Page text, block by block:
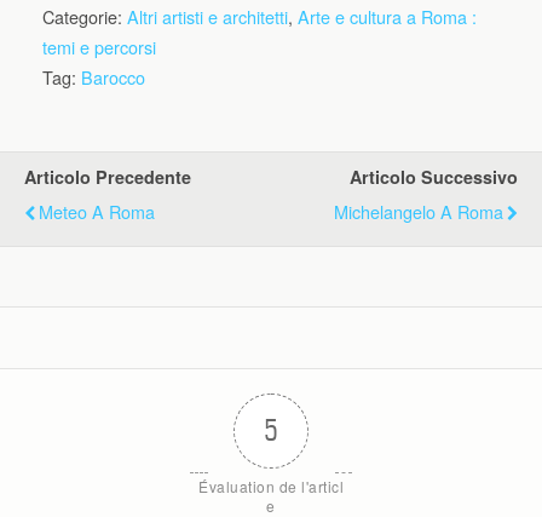
Categorie: Altri artisti e architetti, Arte e cultura a Roma :
temi e percorsi
Tag: Barocco
Articolo Precedente
Meteo A Roma
Articolo Successivo
Michelangelo A Roma
5
Évaluation de l'articl
e